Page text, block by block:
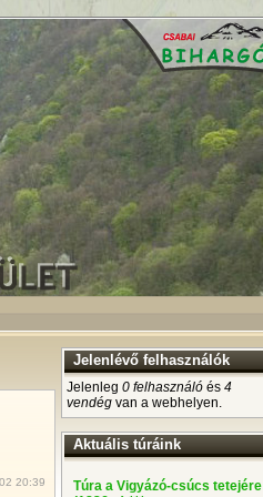
20:39
Jelenlévő felhasználók
Jelenleg 0 felhasználó és 4
vendég van a webhelyen.
Aktuális túráink
Túra a Vigyázó-csúcs tetejére